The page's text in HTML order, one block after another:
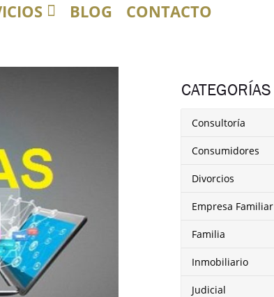
BLOG CONTACTO
CATEGORÍAS
Consultoría
Consumidores
Divorcios
Empresa Familiar
Familia
Inmobiliario
Judicial